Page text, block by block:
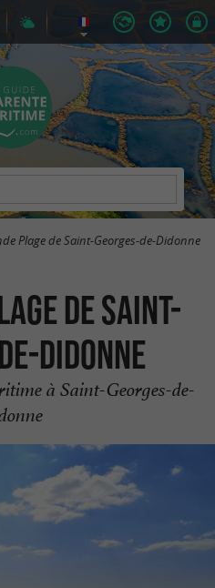
Plage de Saint-Georges-de-Didonne
de Saint-
Didonne
à Saint-Georges-de-